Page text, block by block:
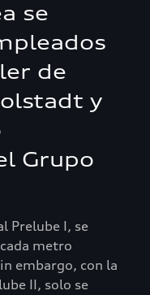
se
de
y
Grupo
Prelube I, se
metro
embargo, con la
II, solo se